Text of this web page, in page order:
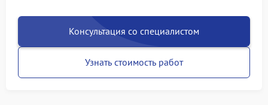
Консультация со специалистом
Узнать стоимость работ